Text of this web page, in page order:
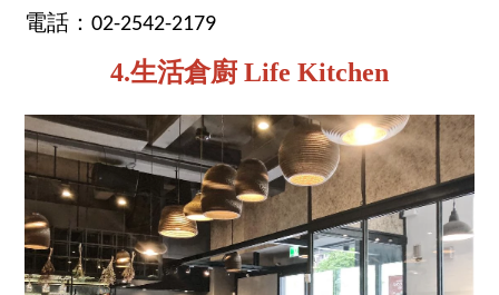
電話：02-2542-2179
4.生活倉廚 Life Kitchen